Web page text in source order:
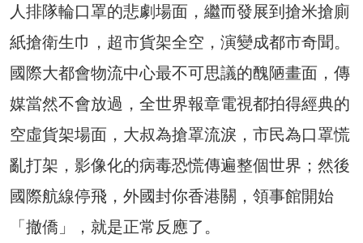
人排隊輪口罩的悲劇場面，繼而發展到搶米搶廁
紙搶衛生巾，超市貨架全空，演變成都市奇聞。
國際大都會物流中心最不可思議的醜陋畫面，傳
媒當然不會放過，全世界報章電視都拍得經典的
空虛貨架場面，大叔為搶罩流淚，市民為口罩慌
亂打架，影像化的病毒恐慌傳遍整個世界；然後
國際航線停飛，外國封你香港關，領事館開始
「撤僑」，就是正常反應了。